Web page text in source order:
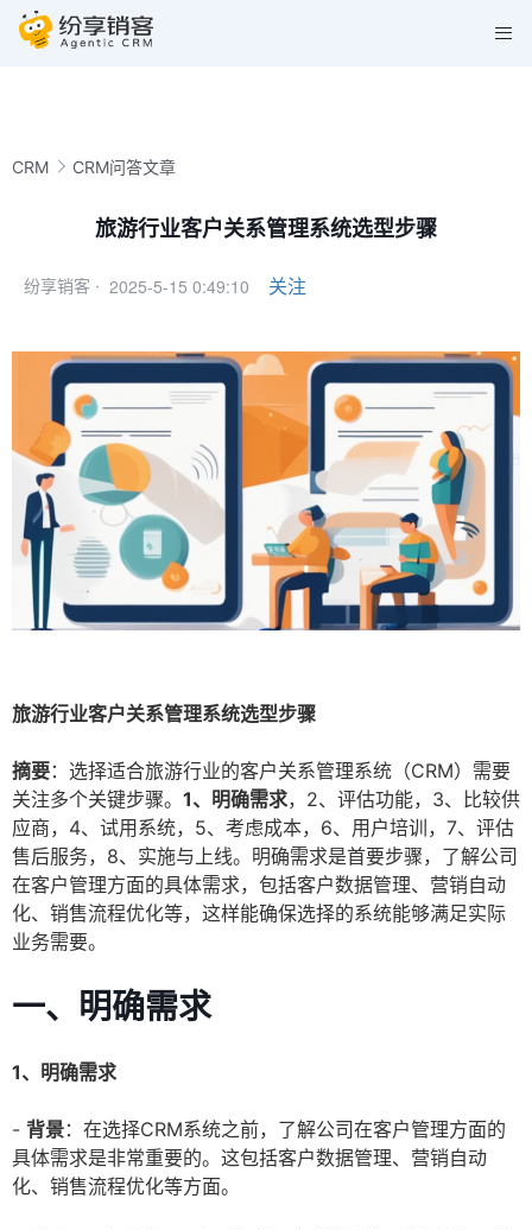
CRM CRM问答文章
旅游行业客户关系管理系统选型步骤
纷享销客 · 2025-5-15 0:49:10 关注
旅游行业客户关系管理系统选型步骤
摘要：选择适合旅游行业的客户关系管理系统（CRM）需要
关注多个关键步骤。 1、明确需求，2、评估功能，3、比较供
应商，4、试用系统，5、考虑成本，6、用户培训，7、评估
售后服务，8、实施与上线。明确需求是首要步骤，了解公司
在客户管理方面的具体需求，包括客户数据管理、营销自动
化、销售流程优化等，这样能确保选择的系统能够满足实际
业务需要。
一、明确需求
1、明确需求
- 背景：在选择CRM系统之前，了解公司在客户管理方面的
具体需求是非常重要的。这包括客户数据管理、营销自动
化、销售流程优化等方面。